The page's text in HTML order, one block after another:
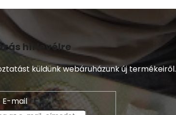
hírlevélre
küldünk webáruházunk új termékeiről.
E-mail